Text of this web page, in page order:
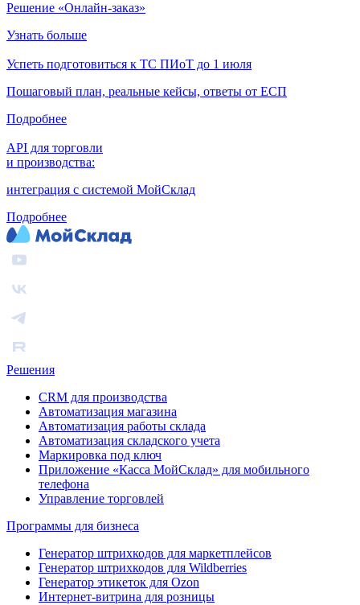
Решение «Онлайн-заказ»
Узнать больше
Успеть подготовиться к ТС ПИоТ до 1 июля
Пошаговый план, реальные кейсы, ответы от ЕСП
Подробнее
API для торговли
и производства:
интеграция с системой МойСклад
Подробнее
Решения
CRM для производства
Автоматизация магазина
Автоматизация работы склада
Автоматизация складского учета
Маркировка под ключ
Приложение «Касса МойСклад» для мобильного
телефона
Управление торговлей
Программы для бизнеса
Генератор штрихкодов для маркетплейсов
Генератор штрихкодов для Wildberries
Генератор этикеток для Ozon
Интернет-витрина для розницы